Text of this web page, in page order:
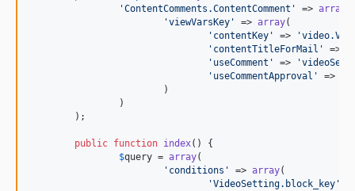
'ContentComments.ContentComment ' => array
'viewVarsKey ' => array(
' contentKey ' => '
' contentTitleForMail ' =>
' useComment ' => '
' useCommentApproval ' =>
public function index() {
$query = array(
' conditions ' => array(
'VideoSetting.block_key '